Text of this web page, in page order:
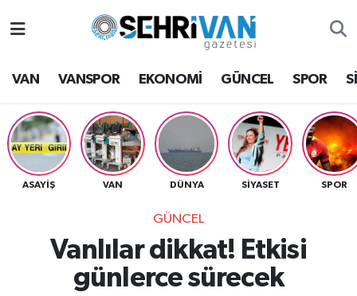
VAN VANSPOR EKONOMİ GÜNCEL SPOR
ASAYİŞ VAN DÜNYA SİYASET SPOR
GÜNCEL
Vanlılar dikkat! Etkisi
günlerce sürecek
Van Hava Durumu
VAN Namaz Vakitleri
Van Trafik Yoğunluk Haritası
Süper Lig Puan Durumu ve Fikstür
Tüm Manşetler